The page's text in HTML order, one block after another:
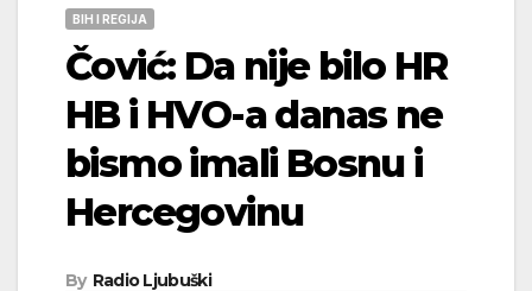
BIH I REGIJA
Čović: Da nije bilo HR
HB i HVO-a danas ne
bismo imali Bosnu i
Hercegovinu
By Radio Ljubuški